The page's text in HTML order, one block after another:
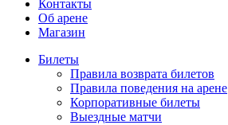
Контакты
Об арене
Магазин
Билеты
Правила возврата билетов
Правила поведения на арене
Корпоративные билеты
Выездные матчи